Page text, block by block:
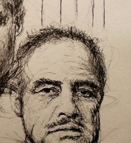
12 février 2026